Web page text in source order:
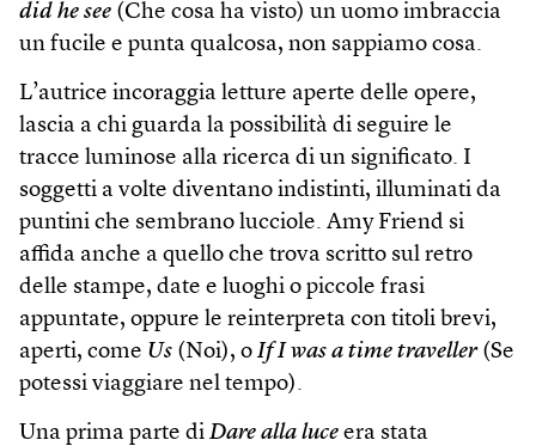
did he see (Che cosa ha visto) un uomo imbraccia
un fucile e punta qualcosa, non sappiamo cosa.
L’autrice incoraggia letture aperte delle opere,
lascia a chi guarda la possibilità di seguire le
tracce luminose alla ricerca di un significato. I
soggetti a volte diventano indistinti, illuminati da
puntini che sembrano lucciole. Amy Friend si
affida anche a quello che trova scritto sul retro
delle stampe, date e luoghi o piccole frasi
appuntate, oppure le reinterpreta con titoli brevi,
aperti, come Us (Noi), o If I was a time traveller(Se
potessi viaggiare nel tempo).
Una prima parte di Dare alla luce era stata